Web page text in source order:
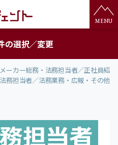
の選択／変更
メーカー総務・法務担当者／正社員紹
務担当者／法務業務・広報・その他